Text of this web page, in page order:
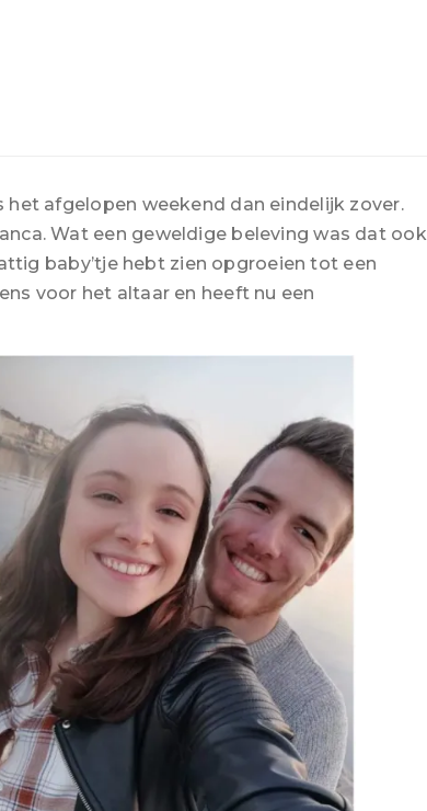
het afgelopen weekend dan eindelijk zover.
Wat een geweldige beleving was dat ook
baby’tje hebt zien opgroeien tot een
voor het altaar en heeft nu een